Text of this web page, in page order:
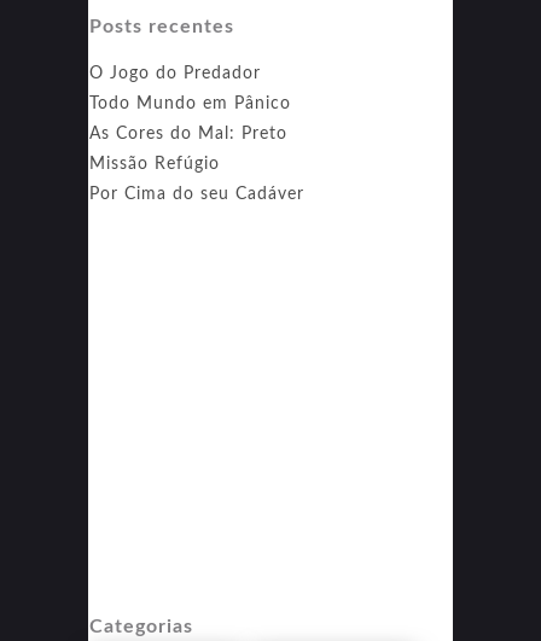
Posts recentes
O Jogo do Predador
Todo Mundo em Pânico
As Cores do Mal: Preto
Missão Refúgio
Por Cima do seu Cadáver
Categorias